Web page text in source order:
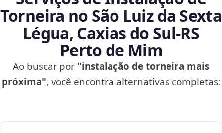
Torneira no São Luiz da Sexta
Légua, Caxias do Sul‑RS
Perto de Mim
Ao buscar por "instalação de torneira mais
próxima", você encontra alternativas completas: